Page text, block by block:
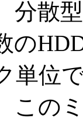
分散
の
単位
この